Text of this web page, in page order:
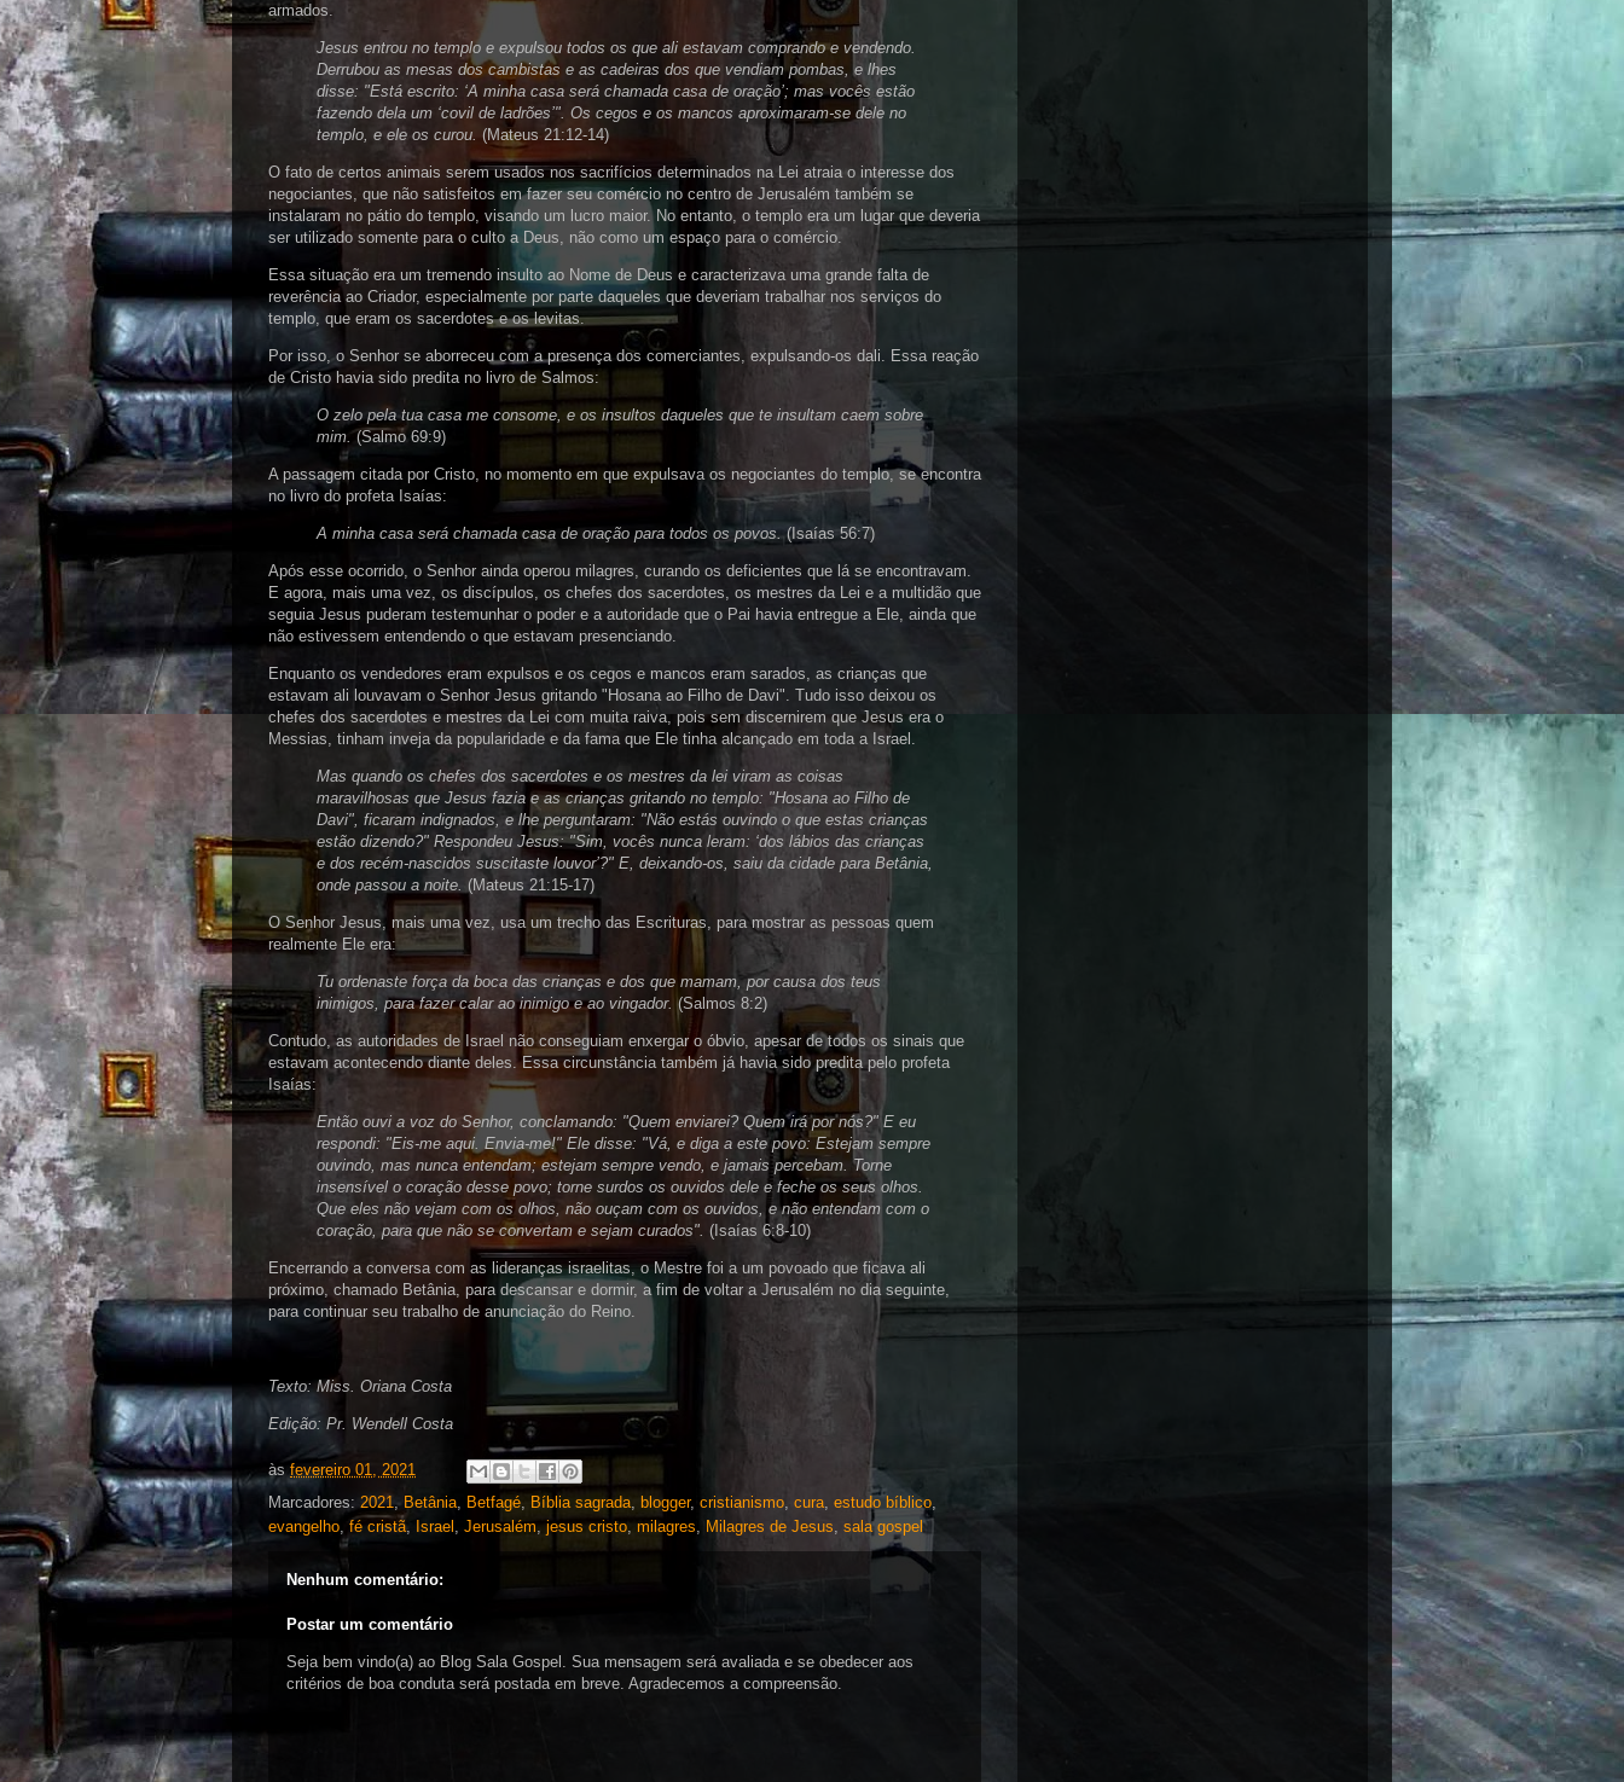
armados.
Jesus entrou no templo e expulsou todos os que ali estavam comprando e vendendo.
Derrubou as mesas dos cambistas e as cadeiras dos que vendiam pombas, e lhes
disse: "Está escrito: ‘A minha casa será chamada casa de oração’; mas vocês estão
fazendo dela um ‘covil de ladrões’". Os cegos e os mancos aproximaram-se dele no
templo, e ele os curou. (Mateus 21:12-14)
O fato de certos animais serem usados nos sacrifícios determinados na Lei atraia o interesse dos
negociantes, que não satisfeitos em fazer seu comércio no centro de Jerusalém também se
instalaram no pátio do templo, visando um lucro maior. No entanto, o templo era um lugar que deveria
ser utilizado somente para o culto a Deus, não como um espaço para o comércio.
Essa situação era um tremendo insulto ao Nome de Deus e caracterizava uma grande falta de
reverência ao Criador, especialmente por parte daqueles que deveriam trabalhar nos serviços do
templo, que eram os sacerdotes e os levitas.
Por isso, o Senhor se aborreceu com a presença dos comerciantes, expulsando-os dali. Essa reação
de Cristo havia sido predita no livro de Salmos:
O zelo pela tua casa me consome, e os insultos daqueles que te insultam caem sobre
mim.(Salmo 69:9)
A passagem citada por Cristo, no momento em que expulsava os negociantes do templo, se encontra
no livro do profeta Isaías:
A minha casa será chamada casa de oração para todos os povos.(Isaías 56:7)
Após esse ocorrido, o Senhor ainda operou milagres, curando os deficientes que lá se encontravam.
E agora, mais uma vez, os discípulos, os chefes dos sacerdotes, os mestres da Lei e a multidão que
seguia Jesus puderam testemunhar o poder e a autoridade que o Pai havia entregue a Ele, ainda que
não estivessem entendendo o que estavam presenciando.
Enquanto os vendedores eram expulsos e os cegos e mancos eram sarados, as crianças que
estavam ali louvavam o Senhor Jesus gritando "Hosana ao Filho de Davi". Tudo isso deixou os
chefes dos sacerdotes e mestres da Lei com muita raiva, pois sem discernirem que Jesus era o
Messias, tinham inveja da popularidade e da fama que Ele tinha alcançado em toda a Israel.
Mas quando os chefes dos sacerdotes e os mestres da lei viram as coisas
maravilhosas que Jesus fazia e as crianças gritando no templo: "Hosana ao Filho de
Davi", ficaram indignados, e lhe perguntaram: "Não estás ouvindo o que estas crianças
estão dizendo?" Respondeu Jesus: "Sim, vocês nunca leram: ‘dos lábios das crianças
e dos recém-nascidos suscitaste louvor’?" E, deixando-os, saiu da cidade para Betânia,
onde passou a noite. (Mateus 21:15-17)
O Senhor Jesus, mais uma vez, usa um trecho das Escrituras, para mostrar as pessoas quem
realmente Ele era:
Tu ordenaste força da boca das crianças e dos que mamam, por causa dos teus
inimigos, para fazer calar ao inimigo e ao vingador. (Salmos 8:2)
Contudo, as autoridades de Israel não conseguiam enxergar o óbvio, apesar de todos os sinais que
estavam acontecendo diante deles. Essa circunstância também já havia sido predita pelo profeta
Isaías:
Então ouvi a voz do Senhor, conclamando: "Quem enviarei? Quem irá por nós?" E eu
respondi: "Eis-me aqui. Envia-me!" Ele disse: "Vá, e diga a este povo: Estejam sempre
ouvindo, mas nunca entendam; estejam sempre vendo, e jamais percebam. Torne
insensível o coração desse povo; torne surdos os ouvidos dele e feche os seus olhos.
Que eles não vejam com os olhos, não ouçam com os ouvidos, e não entendam com o
coração, para que não se convertam e sejam curados". (Isaías 6:8-10)
Encerrando a conversa com as lideranças israelitas, o Mestre foi a um povoado que ficava ali
próximo, chamado Betânia, para descansar e dormir, a fim de voltar a Jerusalém no dia seguinte,
para continuar seu trabalho de anunciação do Reino.
Texto: Miss. Oriana Costa
Edição: Pr. Wendell Costa
às fevereiro 01, 2021
Marcadores: 2021 , Betânia Betfagé Bíblia sagrada blogger, cristianismo cura estudo bíblico
evangelho fé cristã, Israel Jerusalém , jesus cristo, milagres Milagres de Jesus sala gospel
Nenhum comentário:
Postar um comentário
Seja bem vindo(a) ao Blog Sala Gospel. Sua mensagem será avaliada e se obedecer aos
critérios de boa conduta será postada em breve. Agradecemos a compreensão.